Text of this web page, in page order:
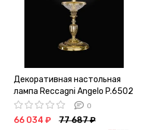
Декоративная настольная
лампа Reccagni Angelo P.6502
G
0
66 034 ₽ 77 687 ₽